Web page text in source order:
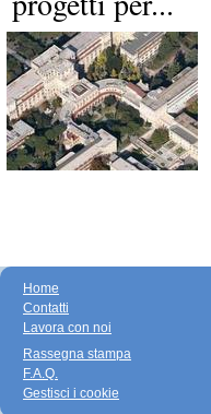
Home
Contatti
Lavora con noi
Rassegna stampa
F.A.Q.
Gestisci i cookie